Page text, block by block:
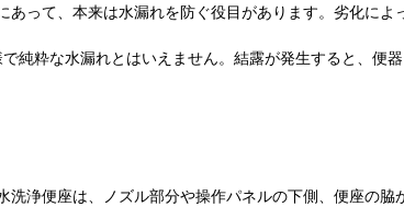
あって、本来は水漏れを防ぐ役目があります。劣化によ
純粋な水漏れとはいえません。結露が発生すると、便
浄便座は、ノズル部分や操作パネルの下側、便座の脇